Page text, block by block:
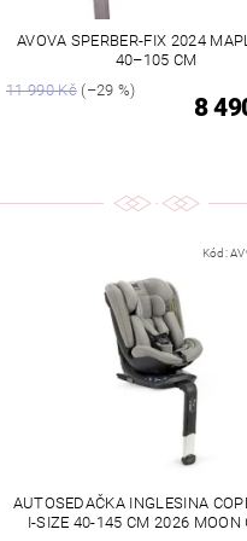
AVOVA SPERBER-FIX 2024
40–105 CM
11 990 Kč(–29 %)
8
Kód:
AUTOSEDAČKA INGLESINA
I-SIZE 40-145 CM 2026 MOON